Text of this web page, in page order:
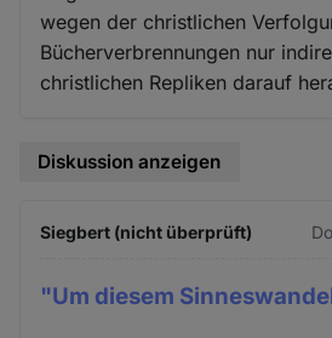
wegen der christlichen
Bücherverbrennungen nur
christlichen Repliken darauf
Diskussion anzeigen
Siegbert (nicht überprüft)
"Um diesem